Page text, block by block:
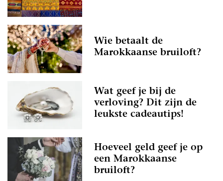
Wie betaalt de
Marokkaanse bruiloft?
Wat geef je bij de
verloving? Dit zijn de
leukste cadeautips!
Hoeveel geld geef je op
een Marokkaanse
bruiloft?